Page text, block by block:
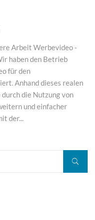
Arbeit Werbevideo -
haben den Betrieb
für den
Anhand dieses realen
die Nutzung von
und einfacher
der...